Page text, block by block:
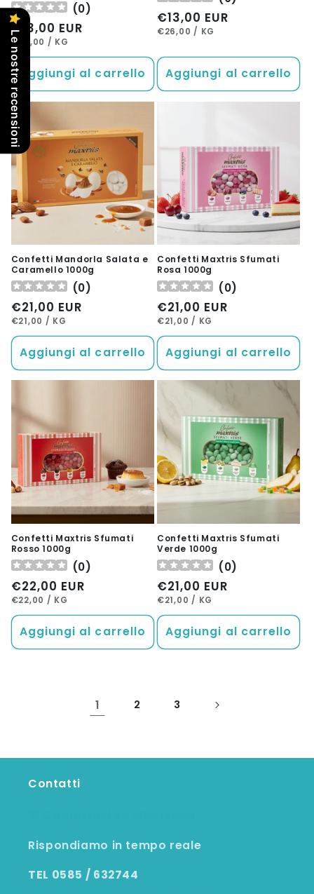
(0)
Prezzo
di
listino
€13,00 EUR
PREZZO
UNITARIO
€26,00 / PER
KG
Aggiungi al carrello
Prezzo
di
€13,00 EUR
PREZZO
€26,00 / PER
KG
Aggiungi al carrello
Confetti Mandorla Salata e
Caramello 1000g
(0)
Prezzo
di
listino
€21,00 EUR
PREZZO
€21,00 / PER
KG
Aggiungi al carrello
Confetti Maxtris Sfumati
Rosa 1000g
(0)
Prezzo
di
listino
€21,00 EUR
PREZZO
€21,00 / PER
KG
Aggiungi al carrello
Confetti Maxtris Sfumati
Rosso 1000g
(0)
Prezzo
di
listino
€22,00 EUR
PREZZO
€22,00 / PER
KG
Aggiungi al carrello
Confetti Maxtris Sfumati
Verde 1000g
(0)
Prezzo
di
listino
€21,00 EUR
PREZZO
€21,00 / PER
KG
Aggiungi al carrello
1 2 3
Contatti
Rispondiamo in tempo reale
TEL 0585 / 632744
Le nostre recensioni